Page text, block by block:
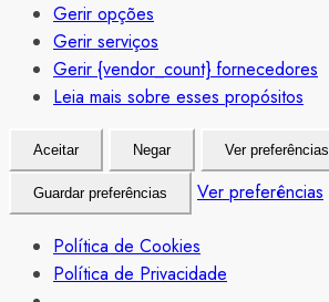
Gerir opções
Gerir serviços
Gerir {vendor_count} fornecedores
Leia mais sobre esses propósitos
Aceitar Negar Ver preferências
Guardar preferências Ver preferências
Política de Cookies
Política de Privacidade